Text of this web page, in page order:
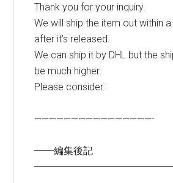
Thank you for your inquiry.
We will ship the item out within
after it’s released.
We can ship it by DHL but the
be much higher.
Please consider.
————————————————-
━━編集後記